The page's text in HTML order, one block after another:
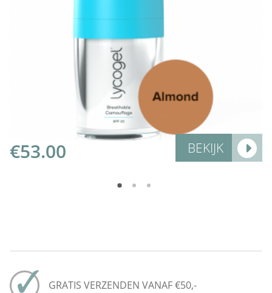
Add to Cart
€53.00 BEKIJK
GRATIS VERZENDEN VANAF €50,-